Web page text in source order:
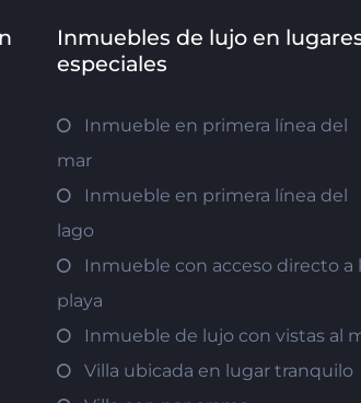
Inmuebles de lujo en
especiales
Inmueble en primera línea del
mar
Inmueble en primera línea del
lago
Inmueble con acceso directo a
playa
Inmueble de lujo con vistas al
Villa ubicada en lugar tranquilo